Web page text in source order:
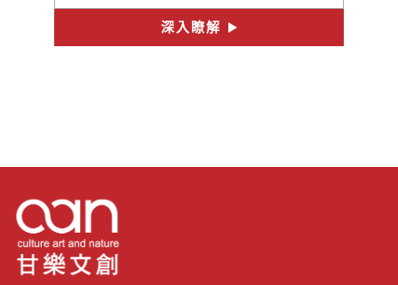
涼在進行折疊的工作，要有這麼多的程
序，才可以將好品質的美味豆皮送到您的
面前，堅持每日新鮮現做，開封即食，品
#素食可用 #豆漿湯葉 #純濃豆漿
#手作豆皮
深入瞭解